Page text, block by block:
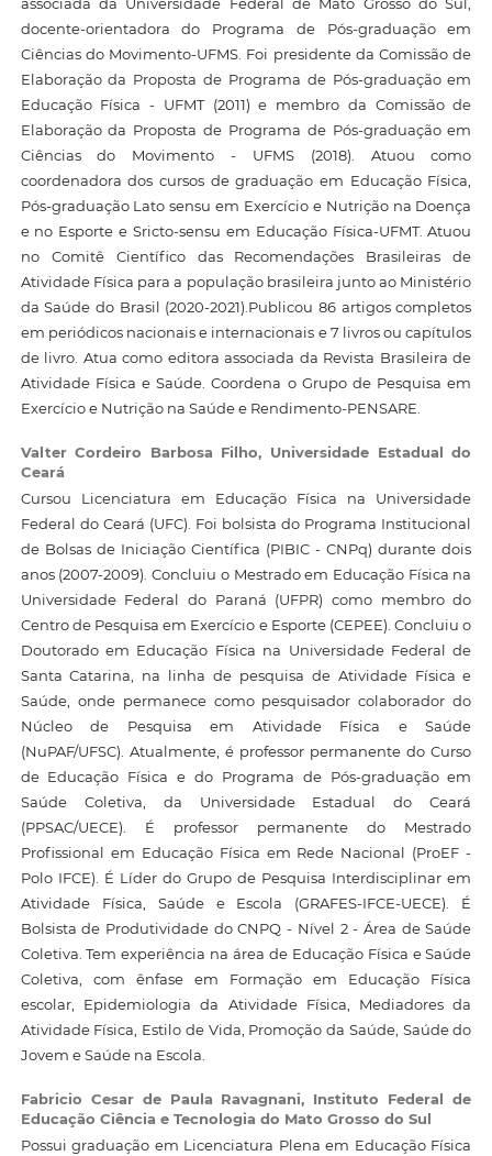
docente-orientadora do Programa de Pós-graduação em
Ciências do Movimento-UFMS. Foi presidente da Comissão de
Elaboração da Proposta de Programa de Pós-graduação em
Educação Física - UFMT (2011) e membro da Comissão de
Elaboração da Proposta de Programa de Pós-graduação em
Ciências do Movimento - UFMS (2018). Atuou como
coordenadora dos cursos de graduação em Educação Física,
Pós-graduação Lato sensu em Exercício e Nutrição na Doença
e no Esporte e Sricto-sensu em Educação Física-UFMT. Atuou
no Comitê Científico das Recomendações Brasileiras de
Atividade Física para a população brasileira junto ao Ministério
da Saúde do Brasil (2020-2021).Publicou 86 artigos completos
em periódicos nacionais e internacionais e 7 livros ou capítulos
de livro. Atua como editora associada da Revista Brasileira de
Atividade Física e Saúde. Coordena o Grupo de Pesquisa em
Exercício e Nutrição na Saúde e Rendimento-PENSARE.
Valter Cordeiro Barbosa Filho, Universidade Estadual do
Ceará
Cursou Licenciatura em Educação Física na Universidade
Federal do Ceará (UFC). Foi bolsista do Programa Institucional
de Bolsas de Iniciação Científica (PIBIC - CNPq) durante dois
anos (2007-2009). Concluiu o Mestrado em Educação Física na
Universidade Federal do Paraná (UFPR) como membro do
Centro de Pesquisa em Exercício e Esporte (CEPEE). Concluiu o
Doutorado em Educação Física na Universidade Federal de
Santa Catarina, na linha de pesquisa de Atividade Física e
Saúde, onde permanece como pesquisador colaborador do
Núcleo de Pesquisa em Atividade Física e Saúde
(NuPAF/UFSC). Atualmente, é professor permanente do Curso
de Educação Física e do Programa de Pós-graduação em
Saúde Coletiva, da Universidade Estadual do Ceará
(PPSAC/UECE). É professor permanente do Mestrado
Profissional em Educação Física em Rede Nacional (ProEF -
Polo IFCE). É Líder do Grupo de Pesquisa Interdisciplinar em
Atividade Física, Saúde e Escola (GRAFES-IFCE-UECE). É
Bolsista de Produtividade do CNPQ - Nível 2 - Área de Saúde
Coletiva. Tem experiência na área de Educação Física e Saúde
Coletiva, com ênfase em Formação em Educação Física
escolar, Epidemiologia da Atividade Física, Mediadores da
Atividade Física, Estilo de Vida, Promoção da Saúde, Saúde do
Jovem e Saúde na Escola.
Fabricio Cesar de Paula Ravagnani, Instituto Federal de
Educação Ciência e Tecnologia do Mato Grosso do Sul
Possui graduação em Licenciatura Plena em Educação Física